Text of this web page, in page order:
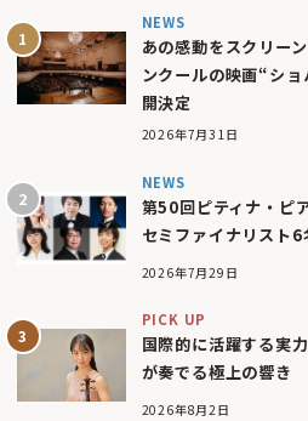
NEWS
あの感動をスクリー
ンクールの映画“シ
開決定
2026年7月31日
NEWS
第50回ピティナ・ピ
セミファイナリスト6
2026年7月29日
PICK UP
国際的に活躍する実
が奏でる極上の響き
2026年8月2日